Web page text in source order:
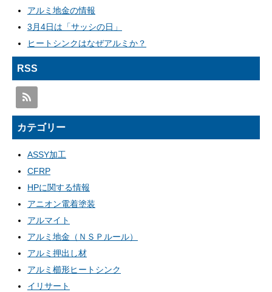
アルミ地金の情報
3月4日は「サッシの日」
ヒートシンクはなぜアルミか？
RSS
カテゴリー
ASSY加工
CFRP
HPに関する情報
アニオン電着塗装
アルマイト
アルミ地金（ＮＳＰルール）
アルミ押出し材
アルミ櫛形ヒートシンク
イリサート